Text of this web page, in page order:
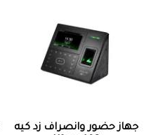
جهاز حضور وانصراف زد كيه